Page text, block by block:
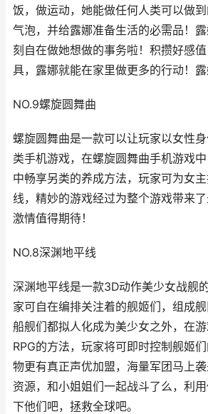
饭，做运动，她能做任何人类可以做
气泡，并给露娜准备生活的必需品！
刻自在做她想做的事务啦！积攒好感
具，露娜就能在家里做更多的行动！露
NO.9螺旋圆舞曲
螺旋圆舞曲是一款可以让玩家以女性
类手机游戏，在螺旋圆舞曲手机游戏
中畅享另类的养成方法，玩家可为女
线，精妙的游戏经过为整个游戏带来了
激情值得期待！
NO.8深渊地平线
深渊地平线是一款3D动作美少女战舰
家可自在编排关注着的舰姬们，组成
船舰们都拟人化成为美少女之外，在
RPG的方法，玩家将可即时控制舰姬
物更有真正声优加盟，海量军团马上
资源，和小姐姐们一起战斗了么，利
下他们吧，拯救全球吧。